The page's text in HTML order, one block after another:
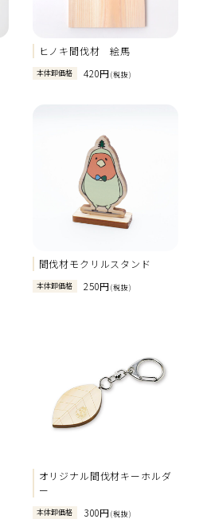
ヒノキ間伐材 絵馬
本体卸価格 420円(税抜)
間伐材モクリルスタンド
本体卸価格 250円(税抜)
オリジナル間伐材キーホルダ
ー
本体卸価格 300円(税抜)